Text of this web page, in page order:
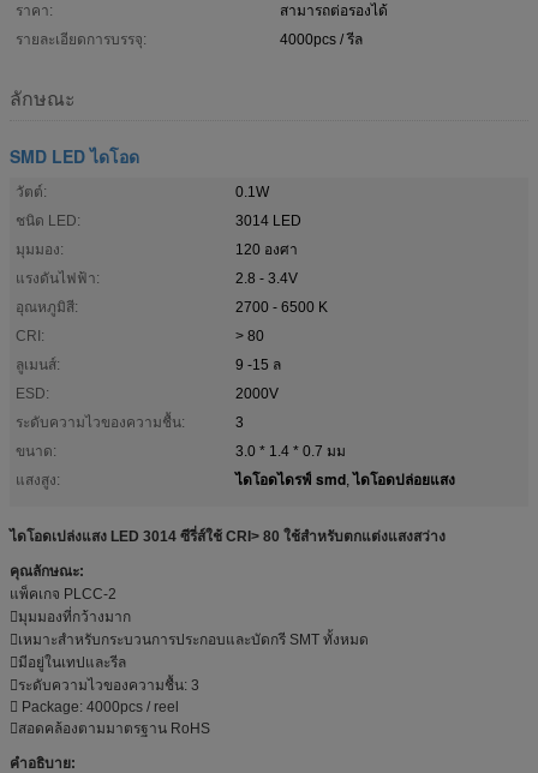
ราคา:
สามารถต่อรองได้
รายละเอียดการบรรจุ:
4000pcs / รีล
ลักษณะ
SMD LED ไดโอด
วัตต์:
0.1W
ชนิด LED:
3014 LED
มุมมอง:
120 องศา
แรงดันไฟฟ้า:
2.8 - 3.4V
อุณหภูมิสี:
2700 - 6500 K
CRI:
> 80
ลูเมนส์:
9 -15 ล
ESD:
2000V
ระดับความไวของความชื้น:
3
ขนาด:
3.0 * 1.4 * 0.7 มม
แสงสูง:
ไดโอดไดรฟ์ smd,ไดโอดปล่อยแสง
ไดโอดเปล่งแสง LED 3014 ซีรี่ส์ใช้ CRI> 80 ใช้สำหรับตกแต่งแสงสว่าง
คุณลักษณะ:
แพ็คเกจ PLCC-2
มุมมองที่กว้างมาก
เหมาะสำหรับกระบวนการประกอบและบัดกรี SMT ทั้งหมด
มีอยู่ในเทปและรีล
ระดับความไวของความชื้น: 3
 Package: 4000pcs / reel
สอดคล้องตามมาตรฐาน RoHS
คำอธิบาย: